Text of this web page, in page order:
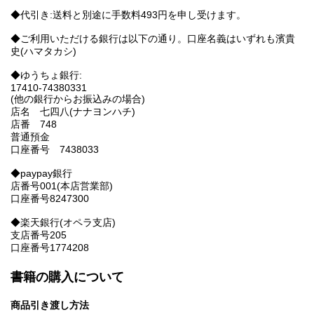
◆代引き:送料と別途に手数料493円を申し受けます。
◆ご利用いただける銀行は以下の通り。口座名義はいずれも濱貴
史(ハマタカシ)
◆ゆうちょ銀行:
17410-74380331
(他の銀行からお振込みの場合)
店名 七四八(ナナヨンハチ)
店番 748
普通預金
口座番号 7438033
◆paypay銀行
店番号001(本店営業部)
口座番号8247300
◆楽天銀行(オペラ支店)
支店番号205
口座番号1774208
書籍の購入について
商品引き渡し方法